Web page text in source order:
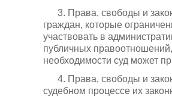
3. Права, свободы и
граждан, которые
участвовать в
публичных
необходимости суд может
4. Права, свободы и
судебном процессе их